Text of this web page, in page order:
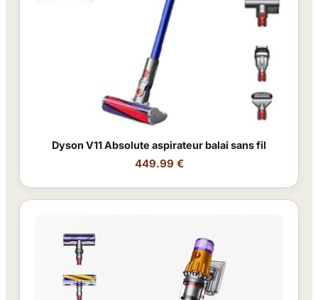
Dyson V11 Absolute aspirateur balai sans fil
449.99 €